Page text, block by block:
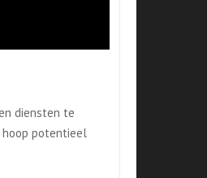
diensten te
hoop potentieel